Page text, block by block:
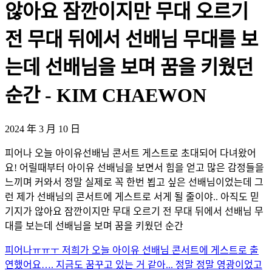
않아요 잠깐이지만 무대 오르기
전 무대 뒤에서 선배님 무대를 보
는데 선배님을 보며 꿈을 키웠던
순간 - KIM CHAEWON
2024 年 3 月 10 日
피어나 오늘 아이유선배님 콘서트 게스트로 초대되어 다녀왔어
요! 어릴때부터 아이유 선배님을 보면서 힘을 얻고 많은 감정들을
느끼며 커와서 정말 실제로 꼭 한번 뵙고 싶은 선배님이었는데 그
런 제가 선배님의 콘서트에 게스트로 서게 될 줄이야.. 아직도 믿
기지가 않아요 잠깐이지만 무대 오르기 전 무대 뒤에서 선배님 무
대를 보는데 선배님을 보며 꿈을 키웠던 순간
피어나ㅠㅠㅜ 저희가 오늘 아이유 선배님 콘서트에 게스트로 출
연했어요…. 지금도 꿈꾸고 있는 거 같아... 정말 정말 영광이었고